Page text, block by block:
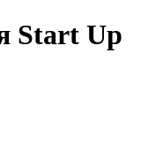
Start Up